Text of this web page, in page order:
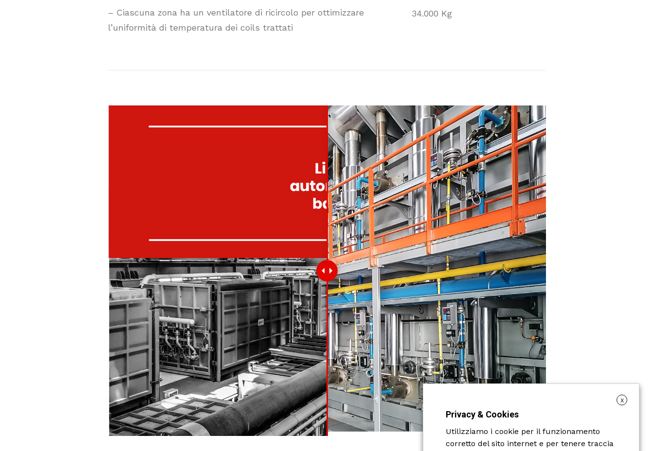
– Ciascuna zona ha un ventilatore di ricircolo per ottimizzare
l’uniformità di temperatura dei coils trattati
34.000 Kg
X
Privacy & Cookies
Utilizziamo i cookie per il funzionamento
corretto del sito internet e per tenere traccia